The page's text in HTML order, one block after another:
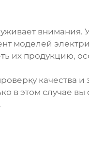
внимания.
моделей
их продукцию,
качества и
в этом случае